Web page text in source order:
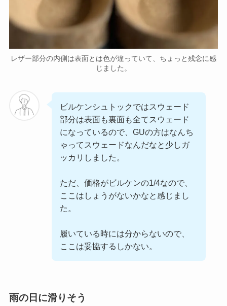
レザー部分の内側は表面とは色が違っていて、ちょっと残念に感
じました。
ビルケンシュトックではスウェード
部分は表面も裏面も全てスウェード
になっているので、GUの方はなんち
ゃってスウェードなんだなと少しガ
ッカリしました。
ただ、価格がビルケンの1/4なので、
ここはしょうがないかなと感じまし
た。
履いている時には分からないので、
ここは妥協するしかない。
雨の日に滑りそう